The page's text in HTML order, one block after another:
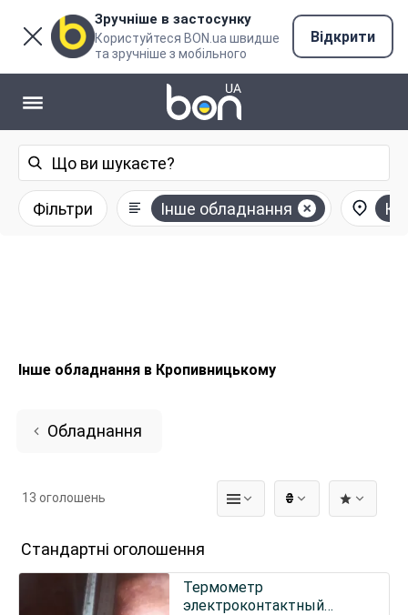
Зручніше в застосунку
Користуйтеся BON.ua швидше
та зручніше з мобільного
Відкрити
Фільтри Інше обладнання
Інше обладнання в Кропивницькому
Обладнання
₴
13 оголошень
Стандартні оголошення
Термометр
электроконтактный